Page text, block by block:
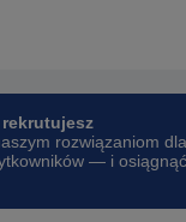
rozwiązaniom dla
— i osiągnąć